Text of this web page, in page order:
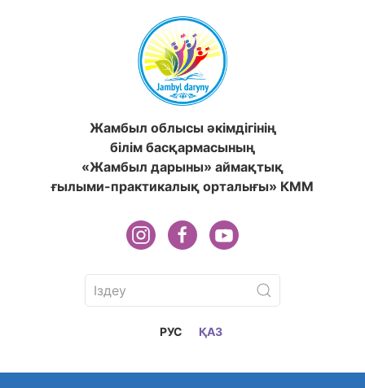
Жамбыл облысы әкімдігінің
білім басқармасының
«Жамбыл дарыны» аймақтық
ғылыми-практикалық орталығы» КММ
РУС ҚАЗ